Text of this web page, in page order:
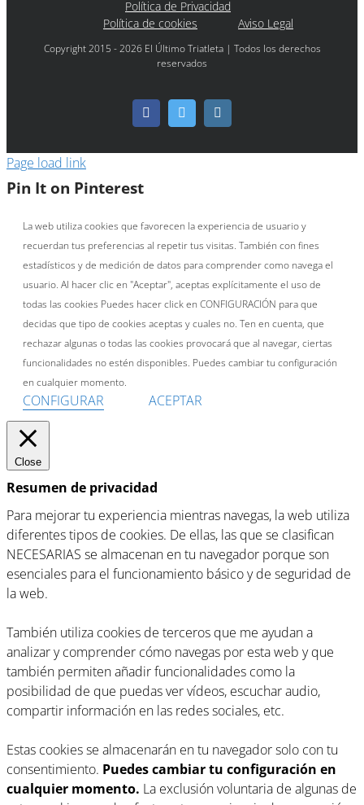
Política de Privacidad
Política de cookies
Aviso Legal
Copyright 2015 - 2026 El Último Triatleta | Todos los derechos
reservados
FacebookTwitter
Page load link
Pin It on Pinterest
La web utiliza cookies que favorecen la experiencia de usuario y
recuerdan tus preferencias al repetir tus visitas. También con fines
estadísticos y de medición de datos para comprender como navega el
usuario. Al hacer clic en "Aceptar", aceptas explícitamente el uso de
todas las cookies Puedes hacer click en CONFIGURACIÓN para que
decidas que tipo de cookies aceptas y cuales no. Ten en cuenta, que
rechazar algunas o todas las cookies provocará que al navegar, ciertas
funcionalidades no estén disponibles. Puedes cambiar tu configuración
en cualquier momento.
CONFIGURAR ACEPTAR
Close
Resumen de privacidad
Para mejorar tu experiencia mientras navegas, la web utiliza
diferentes tipos de cookies. De ellas, las que se clasifican
NECESARIAS se almacenan en tu navegador porque son
esenciales para el funcionamiento básico y de seguridad de
la web.
También utiliza cookies de terceros que me ayudan a
analizar y comprender cómo navegas por esta web y que
también permiten añadir funcionalidades como la
posibilidad de que puedas ver vídeos, escuchar audio,
compartir información en las redes sociales, etc.
Estas cookies se almacenarán en tu navegador solo con tu
consentimiento. Puedes cambiar tu configuración en
cualquier momento. La exclusión voluntaria de algunas de